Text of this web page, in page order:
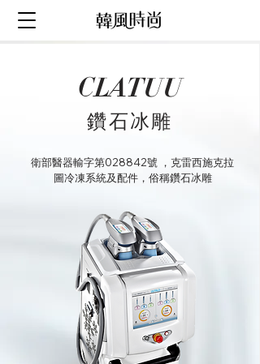
衛部醫器輸字第028842號 ，克雷西施克拉
圖冷凍系統及配件，俗稱鑽石冰雕
鑽石冰雕
CLATUU